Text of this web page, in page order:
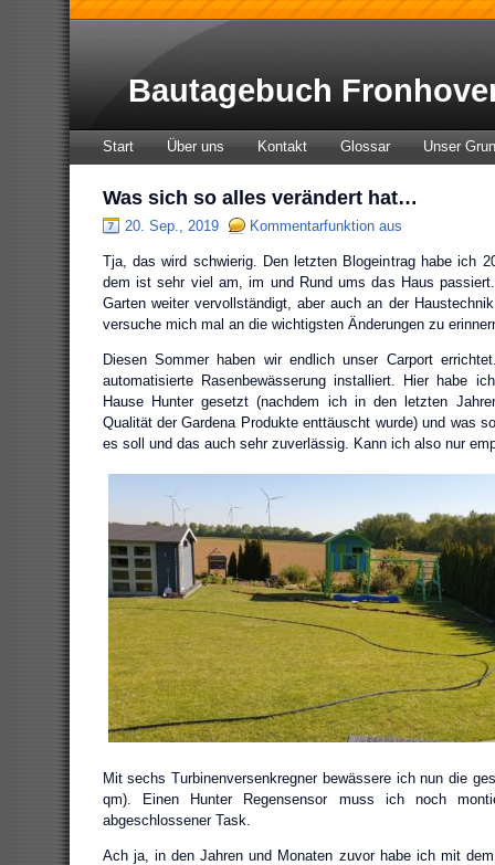
Bautagebuch
Start Über uns Kontakt Glossar Unser
Was sich so alles verändert hat…
20. Sep., 2019 Kommentarfunktion aus
Tja, das wird schwierig. Den letzten Blogeintrag habe ich
dem ist sehr viel am, im und Rund ums das Haus
Garten weiter vervollständigt, aber auch an der
versuche mich mal an die wichtigsten Änderungen zu
Diesen Sommer haben wir endlich unser Carport
automatisierte Rasenbewässerung installiert. Hier habe
Hause Hunter gesetzt (nachdem ich in den letzten
Qualität der Gardena Produkte enttäuscht wurde) und was
es soll und das auch sehr zuverlässig. Kann ich also nur
Mit sechs Turbinenversenkregner bewässere ich nun die
qm). Einen Hunter Regensensor muss ich noch
abgeschlossener Task.
Ach ja, in den Jahren und Monaten zuvor habe ich mit